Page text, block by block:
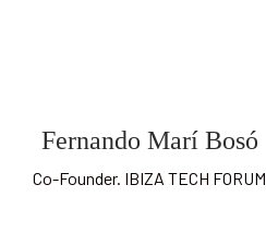
Fernando Marí Bosó
Co-Founder. IBIZA TECH FORUM